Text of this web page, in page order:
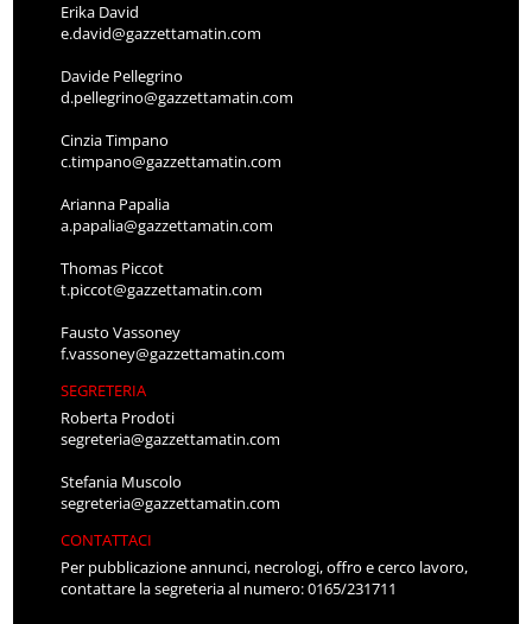
Erika David
e.david@gazzettamatin.com
Davide Pellegrino
d.pellegrino@gazzettamatin.com
Cinzia Timpano
c.timpano@gazzettamatin.com
Arianna Papalia
a.papalia@gazzettamatin.com
Thomas Piccot
t.piccot@gazzettamatin.com
Fausto Vassoney
f.vassoney@gazzettamatin.com
SEGRETERIA
Roberta Prodoti
segreteria@gazzettamatin.com
Stefania Muscolo
segreteria@gazzettamatin.com
CONTATTACI
Per pubblicazione annunci, necrologi, offro e cerco lavoro,
contattare la segreteria al numero: 0165/231711